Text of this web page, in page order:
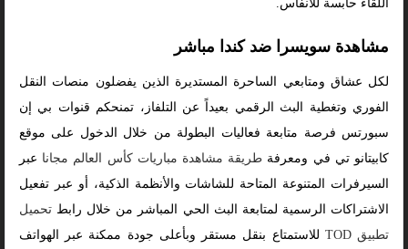
اللقاء حابسة للأنفاس.
مشاهدة سويسرا ضد كندا مباشر
لكل عشاق ومتابعي الساحرة المستديرة الذين يفضلون منصات النقل
الفوري وتغطية البث الرقمي بعيداً عن التلفاز، تمنحكم قنوات بي إن
سبورتس فرصة متابعة فعاليات البطولة من خلال الدخول على موقع
كابيتانو تي في ومعرفة طريقة مشاهدة مباريات كأس العالم مجانا عبر
السيرفرات المتنوعة المتاحة للشاشات والأنظمة الذكية، أو عبر تفعيل
الاشتراكات الرسمية لمتابعة البث الحي المباشر من خلال رابط تحميل
تطبيق TOD
للاستمتاع بنقل مستقر وبأعلى جودة ممكنة عبر الهواتف